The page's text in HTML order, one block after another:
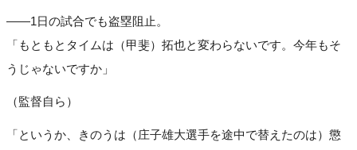
――1日の試合でも盗塁阻止。
「もともとタイムは（甲斐）拓也と変わらないです。今年もそ
うじゃないですか」
（監督自ら）
「というか、きのうは（庄子雄大選手を途中で替えたのは）懲